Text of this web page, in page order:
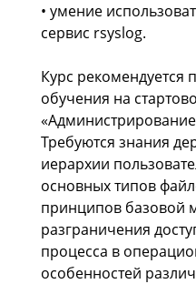
• умение
сервис rsyslog.
Курс рекомендуется
обучения на
Требуются знания
иерархии
основных типов
принципов базовой
разграничения
процесса в
особенностей